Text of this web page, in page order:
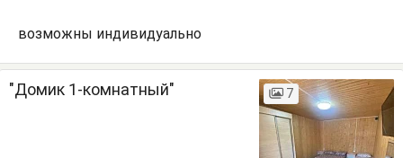
возможны индивидуально
"Домик 1-комнатный" 7